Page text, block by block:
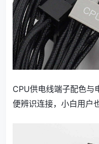
CPU供电线端子配色与
便辨识连接，小白用户